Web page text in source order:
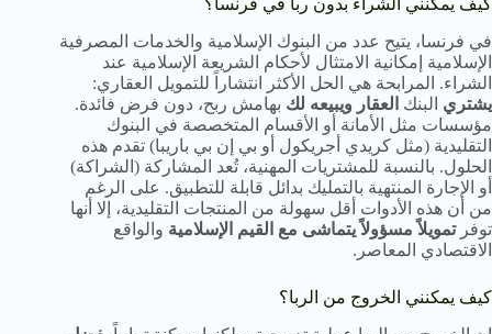
كيف يمكنني الشراء بدون ربا في فرنسا؟
في فرنسا، يتيح عدد من البنوك الإسلامية والخدمات المصرفية
الإسلامية إمكانية الامتثال لأحكام الشريعة الإسلامية عند
الشراء. المرابحة هي الحل الأكثر انتشاراً للتمويل العقاري:
يشتري البنك العقار ويبيعه لك بهامش ربح، دون فرض فائدة.
مؤسسات مثل الأمانة أو الأقسام المتخصصة في البنوك
التقليدية (مثل كريدي أجريكول أو بي إن بي باريبا) تقدم هذه
الحلول. بالنسبة للمشتريات المهنية، تُعد المشاركة (الشراكة)
أو الإجارة المنتهية بالتمليك بدائل قابلة للتطبيق. على الرغم
من أن هذه الأدوات أقل سهولة من المنتجات التقليدية، إلا أنها
توفرتمويلاً مسؤولاً يتماشى مع القيم الإسلامية والواقع
الاقتصادي المعاصر.
كيف يمكنني الخروج من الربا؟